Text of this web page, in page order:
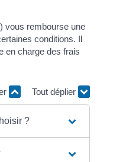
vous rembourse une
conditions. Il
en charge des frais
Tout déplier
?